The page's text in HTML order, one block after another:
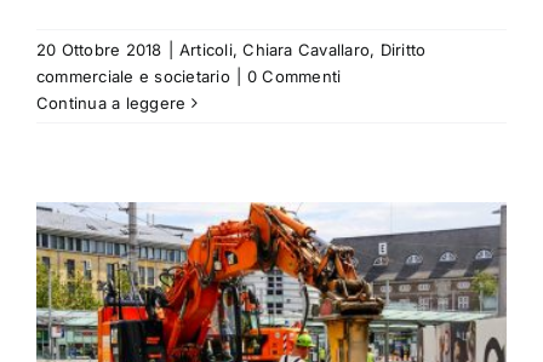
20 Ottobre 2018 Articoli,Chiara Cavallaro, Diritto
commerciale e societario
0 Commenti
Continua a leggere